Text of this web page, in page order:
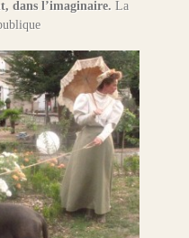
dans l’imaginaire. La